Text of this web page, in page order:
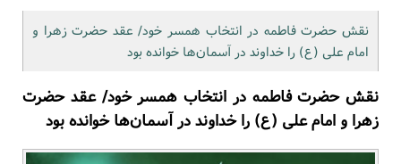
نقش حضرت فاطمه در انتخاب همسر خود/ عقد حضرت زهرا و
امام علی (ع) را خداوند در آسمان‌ها خوانده بود
نقش حضرت فاطمه در انتخاب همسر خود/ عقد حضرت
زهرا و امام علی (ع) را خداوند در آسمان‌ها خوانده بود